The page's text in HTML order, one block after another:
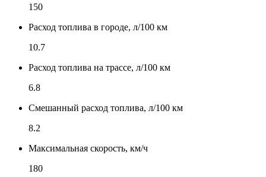
150
Расход топлива в городе, л/100 км
10.7
Расход топлива на трассе, л/100 км
6.8
Смешанный расход топлива, л/100 км
8.2
Максимальная скорость, км/ч
180